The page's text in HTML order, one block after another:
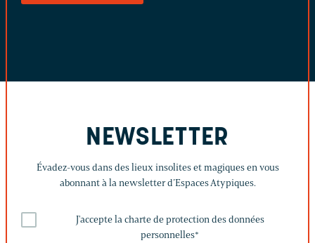
NEWSLETTER
Évadez-vous dans des lieux insolites et magiques en vous
abonnant à la newsletter d’Espaces Atypiques.
J'accepte la charte de protection des données
personnelles*